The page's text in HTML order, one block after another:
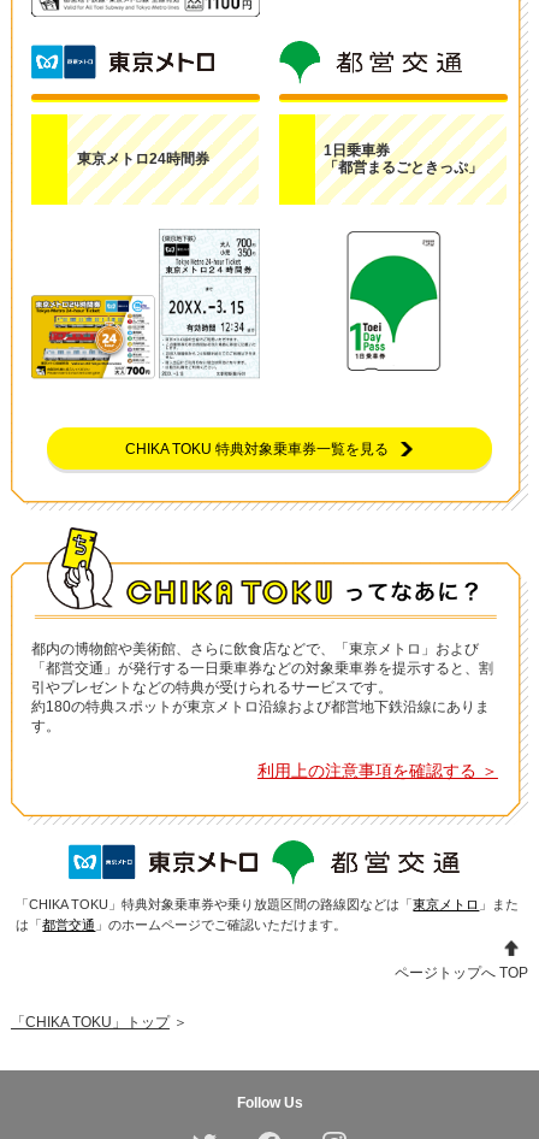
東京メトロ24時間券
1日乗車券
「都営まるごときっぷ」
CHIKA TOKU 特典対象乗車券一覧を見る
都内の博物館や美術館、さらに飲食店などで、「東京メトロ」および
「都営交通」が発行する一日乗車券などの対象乗車券を提示すると、割
引やプレゼントなどの特典が受けられるサービスです。
約180の特典スポットが東京メトロ沿線および都営地下鉄沿線にありま
す。
利用上の注意事項を確認する ＞
「CHIKA TOKU」特典対象乗車券や乗り放題区間の路線図などは「東京メトロ 」また
は「都営交通 」のホームページでご確認いただけます。
ページトップへ TOP
「CHIKA TOKU」トップ＞
Follow Us